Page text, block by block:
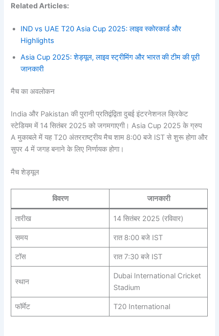
Related Articles:
IND vs UAE T20 Asia Cup 2025: लाइव स्कोरकार्ड और
Highlights
Asia Cup 2025: शेड्यूल, लाइव स्ट्रीमिंग और भारत की टीम की पूरी
जानकारी
मैच का अवलोकन
India और Pakistan की पुरानी प्रतिद्वंद्विता दुबई इंटरनेशनल क्रिकेट
स्टेडियम में 14 सितंबर 2025 को जगमगाएगी। Asia Cup 2025 के ग्रुप
A मुकाबले में यह T20 अंतरराष्ट्रीय मैच शाम 8:00 बजे IST से शुरू होगा और
सुपर 4 में जगह बनाने के लिए निर्णायक होगा।
मैच शेड्यूल
विवरण जानकारी
तारीख 14 सितंबर 2025 (रविवार)
समय रात 8:00 बजे IST
टॉस रात 7:30 बजे IST
स्थान
Dubai International Cricket
Stadium
फॉर्मेट T20 International